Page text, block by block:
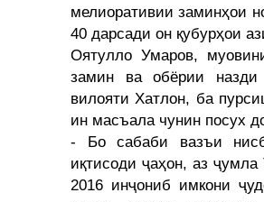
мелиоративии заминҳои
40 дарсади он қубурҳои
Оятулло Умаров,
замин ва обёрии назди
вилояти Хатлон, ба
ин масъала чунин посух
- Бо сабаби вазъи
иқтисоди ҷаҳон, аз
2016 инҷониб имкони